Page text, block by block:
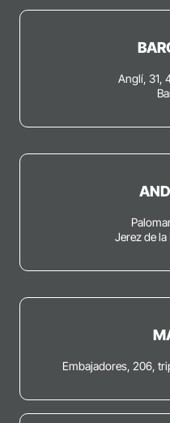
Anglí, 31,
Jerez de
Embajadores, 206,